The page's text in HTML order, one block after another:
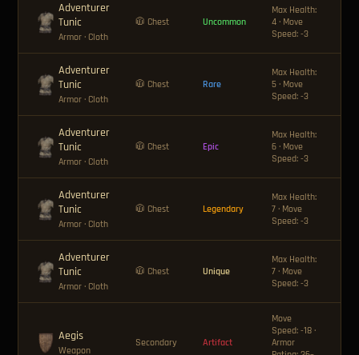
Adventurer
Tunic
Armor · Cloth
🧥 Chest Uncommon
Max Health:
4 · Move
Speed: -3
Adventurer
Tunic
Armor · Cloth
🧥 Chest Rare
Max Health:
5 · Move
Speed: -3
Adventurer
Tunic
Armor · Cloth
🧥 Chest Epic
Max Health:
6 · Move
Speed: -3
Adventurer
Tunic
Armor · Cloth
🧥 Chest Legendary
Max Health:
7 · Move
Speed: -3
Adventurer
Tunic
Armor · Cloth
🧥 Chest Unique
Max Health:
7 · Move
Speed: -3
Aegis
Weapon
Secondary Artifact
Move
Speed: -18 ·
Armor